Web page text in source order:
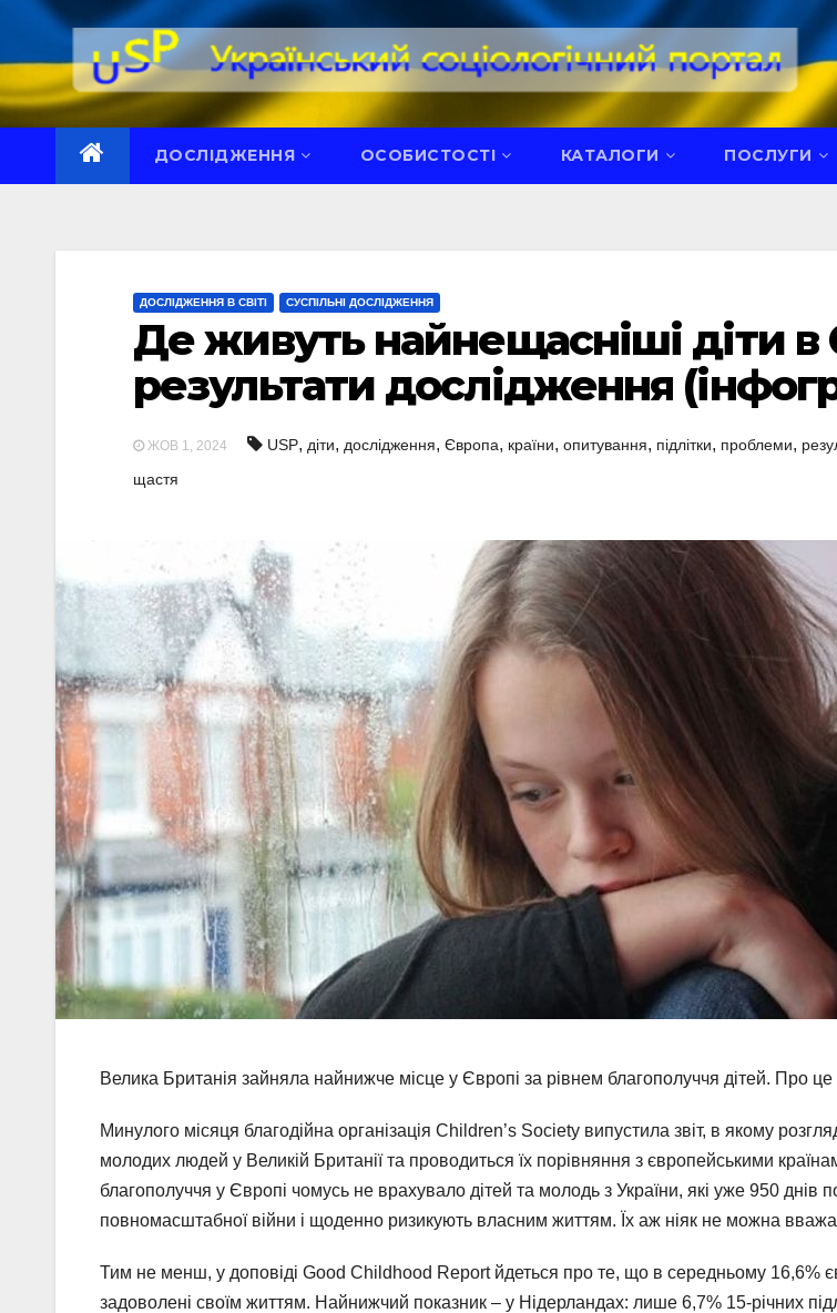
Перейти
вмісту
ДОСЛІДЖЕННЯ ОСОБИСТОСТІ КАТАЛОГИ ПОСЛУГИ
ДОСЛІДЖЕННЯ В СВІТІ СУСПІЛЬНІ ДОСЛІДЖЕННЯ
Де живуть найнещасніші діти в
результати дослідження
ЖОВ 1, 2024 USP, діти, дослідження, Європа, країни, опитування, підлітки, проблеми,
щастя
Велика Британія зайняла найнижче місце у Європі за рівнем благополуччя дітей. Про
Минулого місяця благодійна організація Children’s Society випустила звіт, в якому
молодих людей у ​​Великій Британії та проводиться їх порівняння з європейськими
благополуччя у Європі чомусь не врахувало дітей та молодь з України, які уже 950 днів
повномасштабної війни і щоденно ризикують власним життям. Їх аж ніяк не можна
Тим не менш, у доповіді Good Childhood Report йдеться про те, що в середньому 16,6%
задоволені своїм життям. Найнижчий показник – у Нідерландах: лише 6,7% 15-річних